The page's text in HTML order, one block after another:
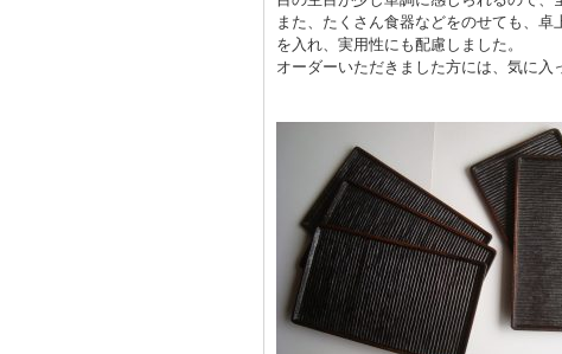
また、たくさん食器などをのせても、
を入れ、実用性にも配慮しました。
オーダーいただきました方には、気に入